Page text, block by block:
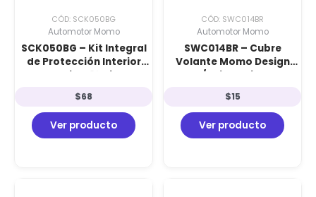
CÓD: SCK050BG
Automotor Momo
SCK050BG – Kit Integral
de Protección Interior
Momo Design: 10 Piezas de
Cubre Volante
Ergonómico
$68
Ver producto
CÓD: SWC014BR
Automotor Momo
SWC014BR – Cubre
Volante Momo Design
Negro/Rojo: Poliuretano
Tecnología Inodora y
Refuerzos Ergonómicos
con Grip MOMO
$15
Ver producto